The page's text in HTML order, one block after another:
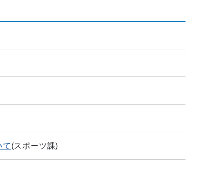
て (スポーツ課)